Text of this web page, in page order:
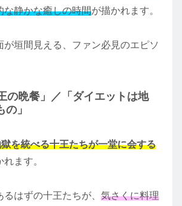
な静かな癒しの時間が描かれます。
が垣間見える、ファン必見のエピソ
の晩餐」／「ダイエットは地
」
を統べる十王たちが一堂に会する
れます。
はずの十王たちが、 気さくに料理